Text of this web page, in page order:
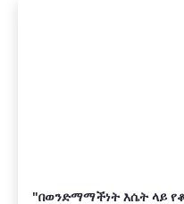
"በወንድማማችነት እሴት ላይ